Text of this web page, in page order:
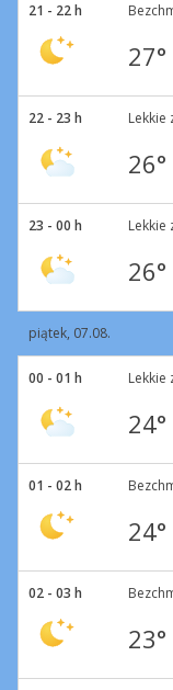
21 - 22 h
27°
22 - 23 h Lekkie
26°
23 - 00 h Lekkie
26°
piątek, 07.08.
00 - 01 h Lekkie
24°
01 - 02 h
24°
02 - 03 h
23°